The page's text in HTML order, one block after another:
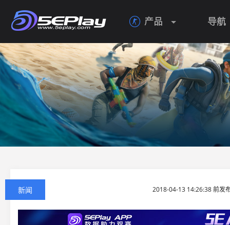
 产品 导航
新闻 2018-04-13 14:26:38 前发